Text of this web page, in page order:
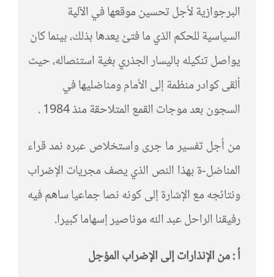
البرجوازية لأجل تحسين موقعها في الآلية
السياسية للحكم الذي ما فتئ يعدها بذلك، بينما كان
يواصل تنكيله باليسار الجذري بغية استئصاله، حيث
ألقى كوادر منظمة إلى الأمام ومناضليها في
السجون بعد موجات القمع المتلاحقة منذ 1984 .
من أجل تفسير ما جرى واستخلاص عبره نمد قراء
المناضل-ة بهذا النص الذي يصف مجريات الإضراب
ونتائجه مع الإشارة إلى كونه نصا جماعيا ساهم فيه
رفيقنا الراحل عبد الله موناصير إسهاما كبيرا.
أ : من الإنذارات إلى الإضراب المؤجل